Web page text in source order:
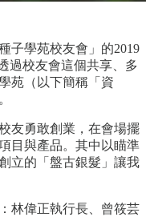
子學苑校友會」的2019
過校友會這個共享、多
苑（以下簡稱「資
友勇敢創業，在會場擺
目與產品。其中以瞄準
立的「盤古銀髮」讓我
林偉正執行長、曾筱芸